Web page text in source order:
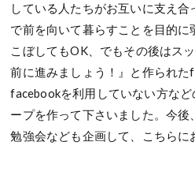
している人たちがお互いに支え
で前を向いて暮らすことを目的
こぼしてもOK、でもその後はス
前に進みましょう！』と作られた
facebookを利用していない方な
ープを作って下さいました。今
勉強会なども企画して、こちらに